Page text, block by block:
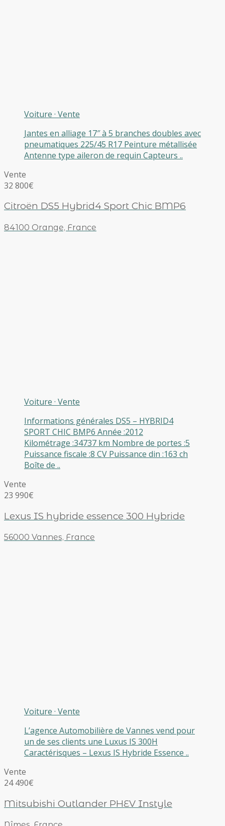
Voiture · Vente
Jantes en alliage 17″ à 5 branches doubles avec
pneumatiques 225/45 R17 Peinture métallisée
Antenne type aileron de requin Capteurs ..
Vente
32 800€
Citroën DS5 Hybrid4 Sport Chic BMP6
84100 Orange, France
Voiture · Vente
Informations générales DS5 – HYBRID4
SPORT CHIC BMP6 Année :2012
Kilométrage :34737 km Nombre de portes :5
Puissance fiscale :8 CV Puissance din :163 ch
Boîte de ..
Vente
23 990€
Lexus IS hybride essence 300 Hybride
56000 Vannes, France
Voiture · Vente
L’agence Automobilière de Vannes vend pour
un de ses clients une Luxus IS 300H
Caractérisques – Lexus IS Hybride Essence ..
Vente
24 490€
Mitsubishi Outlander PHEV Instyle